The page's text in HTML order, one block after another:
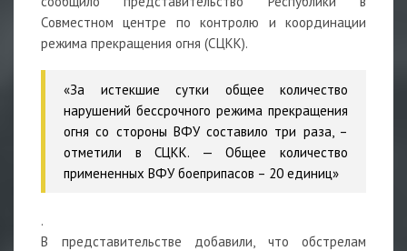
Совместном центре по контролю и координации
режима прекращения огня (СЦКК).
«За истекшие сутки общее количество
нарушений бессрочного режима прекращения
огня со стороны ВФУ составило три раза, –
отметили в СЦКК. — Общее количество
примененных ВФУ боеприпасов – 20 единиц»
.
В представительстве добавили, что обстрелам